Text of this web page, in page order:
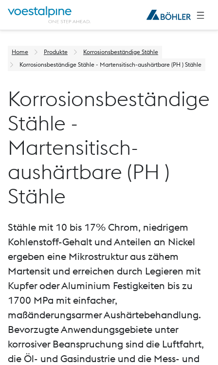
Home Produkte
Korrosionsbeständige Stähle
Korrosionsbeständige Stähle - Martensitisch-aushärtbare (PH ) Stähle
Korrosionsbeständige
Stähle -
Martensitisch-
aushärtbare (PH )
Stähle
Stähle mit 10 bis 17% Chrom, niedrigem
Kohlenstoff-Gehalt und Anteilen an Nickel
ergeben eine Mikrostruktur aus zähem
Martensit und erreichen durch Legieren mit
Kupfer oder Aluminium Festigkeiten bis zu
1700 MPa mit einfacher,
maßänderungsarmer Aushärtebehandlung.
Bevorzugte Anwendungsgebiete unter
korrosiver Beanspruchung sind die Luftfahrt,
die Öl- und Gasindustrie und die Mess- und